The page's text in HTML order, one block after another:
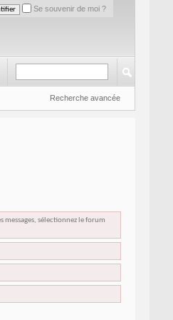
Se souvenir de moi ?
Recherche avancée
sélectionnez le forum